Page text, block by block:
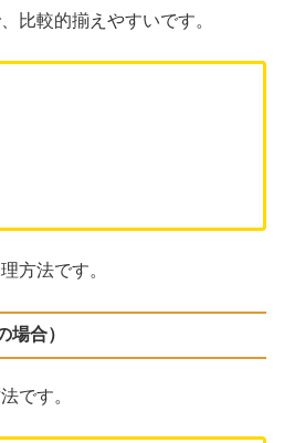
比較的揃えやすいです。
方法です。
場合）
です。